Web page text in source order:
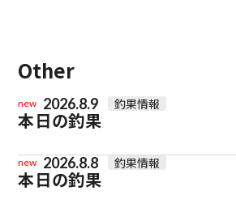
Other
new 2026.8.9 釣果情報
本日の釣果
new 2026.8.8 釣果情報
本日の釣果